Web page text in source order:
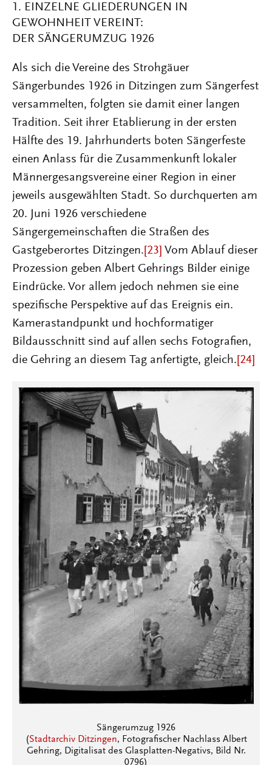
1. EINZELNE GLIEDERUNGEN IN
GEWOHNHEIT VEREINT:
DER SÄNGERUMZUG 1926
Als sich die Vereine des Strohgäuer
Sängerbundes 1926 in Ditzingen zum Sängerfest
versammelten, folgten sie damit einer langen
Tradition. Seit ihrer Etablierung in der ersten
Hälfte des 19. Jahrhunderts boten Sängerfeste
einen Anlass für die Zusammenkunft lokaler
Männergesangsvereine einer Region in einer
jeweils ausgewählten Stadt. So durchquerten am
20. Juni 1926 verschiedene
Sängergemeinschaften die Straßen des
Gastgeberortes Ditzingen. [23] Vom Ablauf dieser
Prozession geben Albert Gehrings Bilder einige
Eindrücke. Vor allem jedoch nehmen sie eine
spezifische Perspektive auf das Ereignis ein.
Kamerastandpunkt und hochformatiger
Bildausschnitt sind auf allen sechs Fotografien,
die Gehring an diesem Tag anfertigte, gleich. [24]
Sängerumzug 1926
(Stadtarchiv Ditzingen, Fotografischer Nachlass Albert
Gehring, Digitalisat des Glasplatten-Negativs, Bild Nr.
0796)